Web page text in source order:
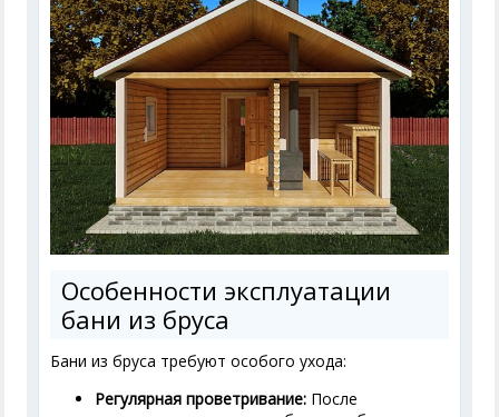
Особенности эксплуатации
бани из бруса
Бани из бруса требуют особого ухода:
Регулярная проветривание: После